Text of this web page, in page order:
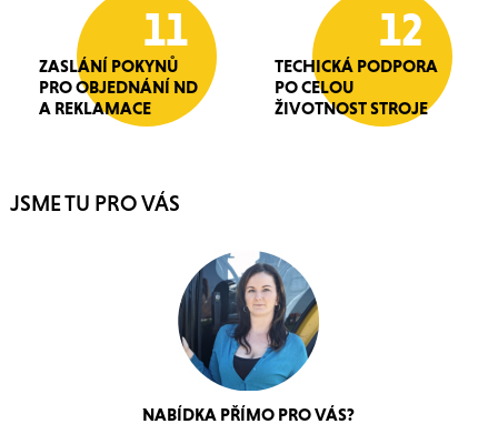
11
ZASLÁNÍ POKYNŮ
PRO OBJEDNÁNÍ ND
A REKLAMACE
12
TECHICKÁ PODPORA
PO CELOU
ŽIVOTNOST STROJE
JSME TU PRO VÁS
NABÍDKA PŘÍMO PRO VÁS?